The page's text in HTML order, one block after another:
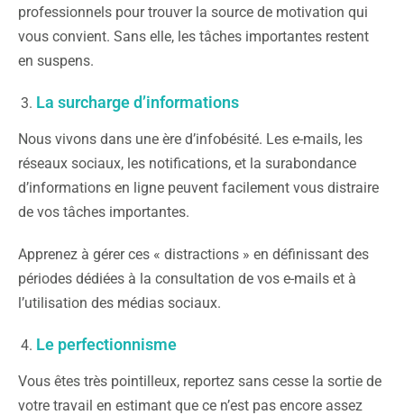
professionnels pour trouver la source de motivation qui
vous convient. Sans elle, les tâches importantes restent
en suspens.
La surcharge d’informations
Nous vivons dans une ère d’infobésité. Les e-mails, les
réseaux sociaux, les notifications, et la surabondance
d’informations en ligne peuvent facilement vous distraire
de vos tâches importantes.
Apprenez à gérer ces « distractions » en définissant des
périodes dédiées à la consultation de vos e-mails et à
l’utilisation des médias sociaux.
Le perfectionnisme
Vous êtes très pointilleux, reportez sans cesse la sortie de
votre travail en estimant que ce n’est pas encore assez